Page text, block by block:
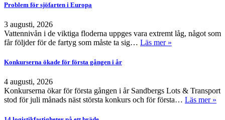
Problem för sjöfarten i Europa
3 augusti, 2026
Vattennivån i de viktiga floderna uppges vara extremt låg, något som
får följder för de fartyg som måste ta sig… Läs mer »
Konkurserna ökade för första gången i år
4 augusti, 2026
Konkurserna ökar för första gången i år Sandbergs Lots & Transport
stod för juli månads näst största konkurs och för första… Läs mer »